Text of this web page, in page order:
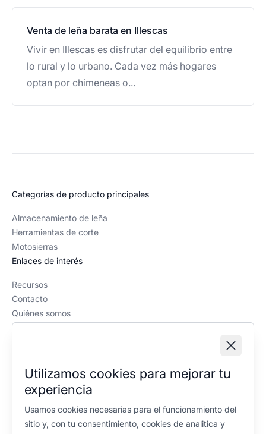
Venta de leña barata en Illescas
Vivir en Illescas es disfrutar del equilibrio entre
lo rural y lo urbano. Cada vez más hogares
optan por chimeneas o...
Utilizamos cookies para mejorar tu
experiencia
Usamos cookies necesarias para el funcionamiento del
sitio y, con tu consentimiento, cookies de analitica y
Categorías de producto principales
Almacenamiento de leña
Herramientas de corte
Motosierras
Enlaces de interés
Recursos
Contacto
Quiénes somos
Política editorial
Política de privacidad
Política de cookies
Configuración de cookies